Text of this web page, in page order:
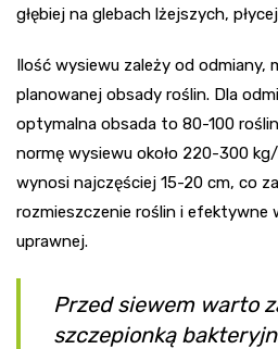
głębiej na glebach lżejszych,
Ilość wysiewu zależy od odmiany,
planowanej obsady roślin. Dla
optymalna obsada to 80-100
normę wysiewu około 220-300
wynosi najczęściej 15-20 cm, co
rozmieszczenie roślin i efektywne
uprawnej.
Przed siewem warto
szczepionką